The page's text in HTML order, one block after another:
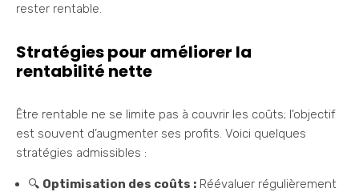
rester rentable.
Stratégies pour améliorer la
rentabilité nette
Être rentable ne se limite pas à couvrir les coûts; l’objectif
est souvent d’augmenter ses profits. Voici quelques
stratégies admissibles :
🔍 Optimisation des coûts : Réévaluer régulièrement